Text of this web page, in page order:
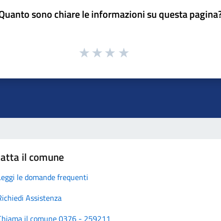
sono chiare le informazioni su questa
il comune
le domande frequenti
Assistenza
il comune 0376 - 259211